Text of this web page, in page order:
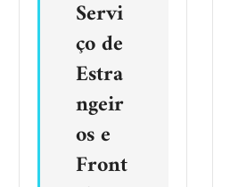
Servi
ço de
Estra
ngeir
os e
Front